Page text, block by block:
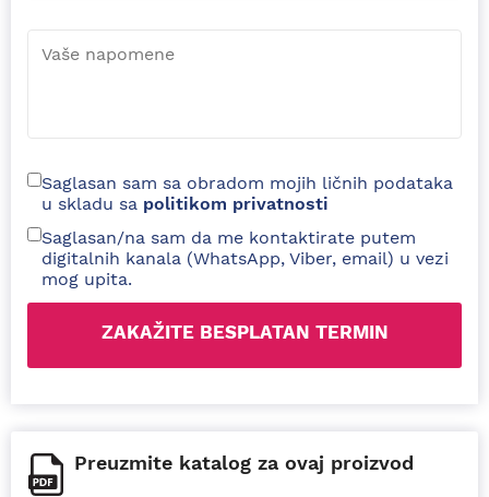
Saglasan sam sa obradom mojih ličnih podataka
u skladu sa politikom privatnosti
Saglasan/na sam da me kontaktirate putem
digitalnih kanala (WhatsApp, Viber, email) u vezi
mog upita.
Preuzmite katalog za ovaj proizvod